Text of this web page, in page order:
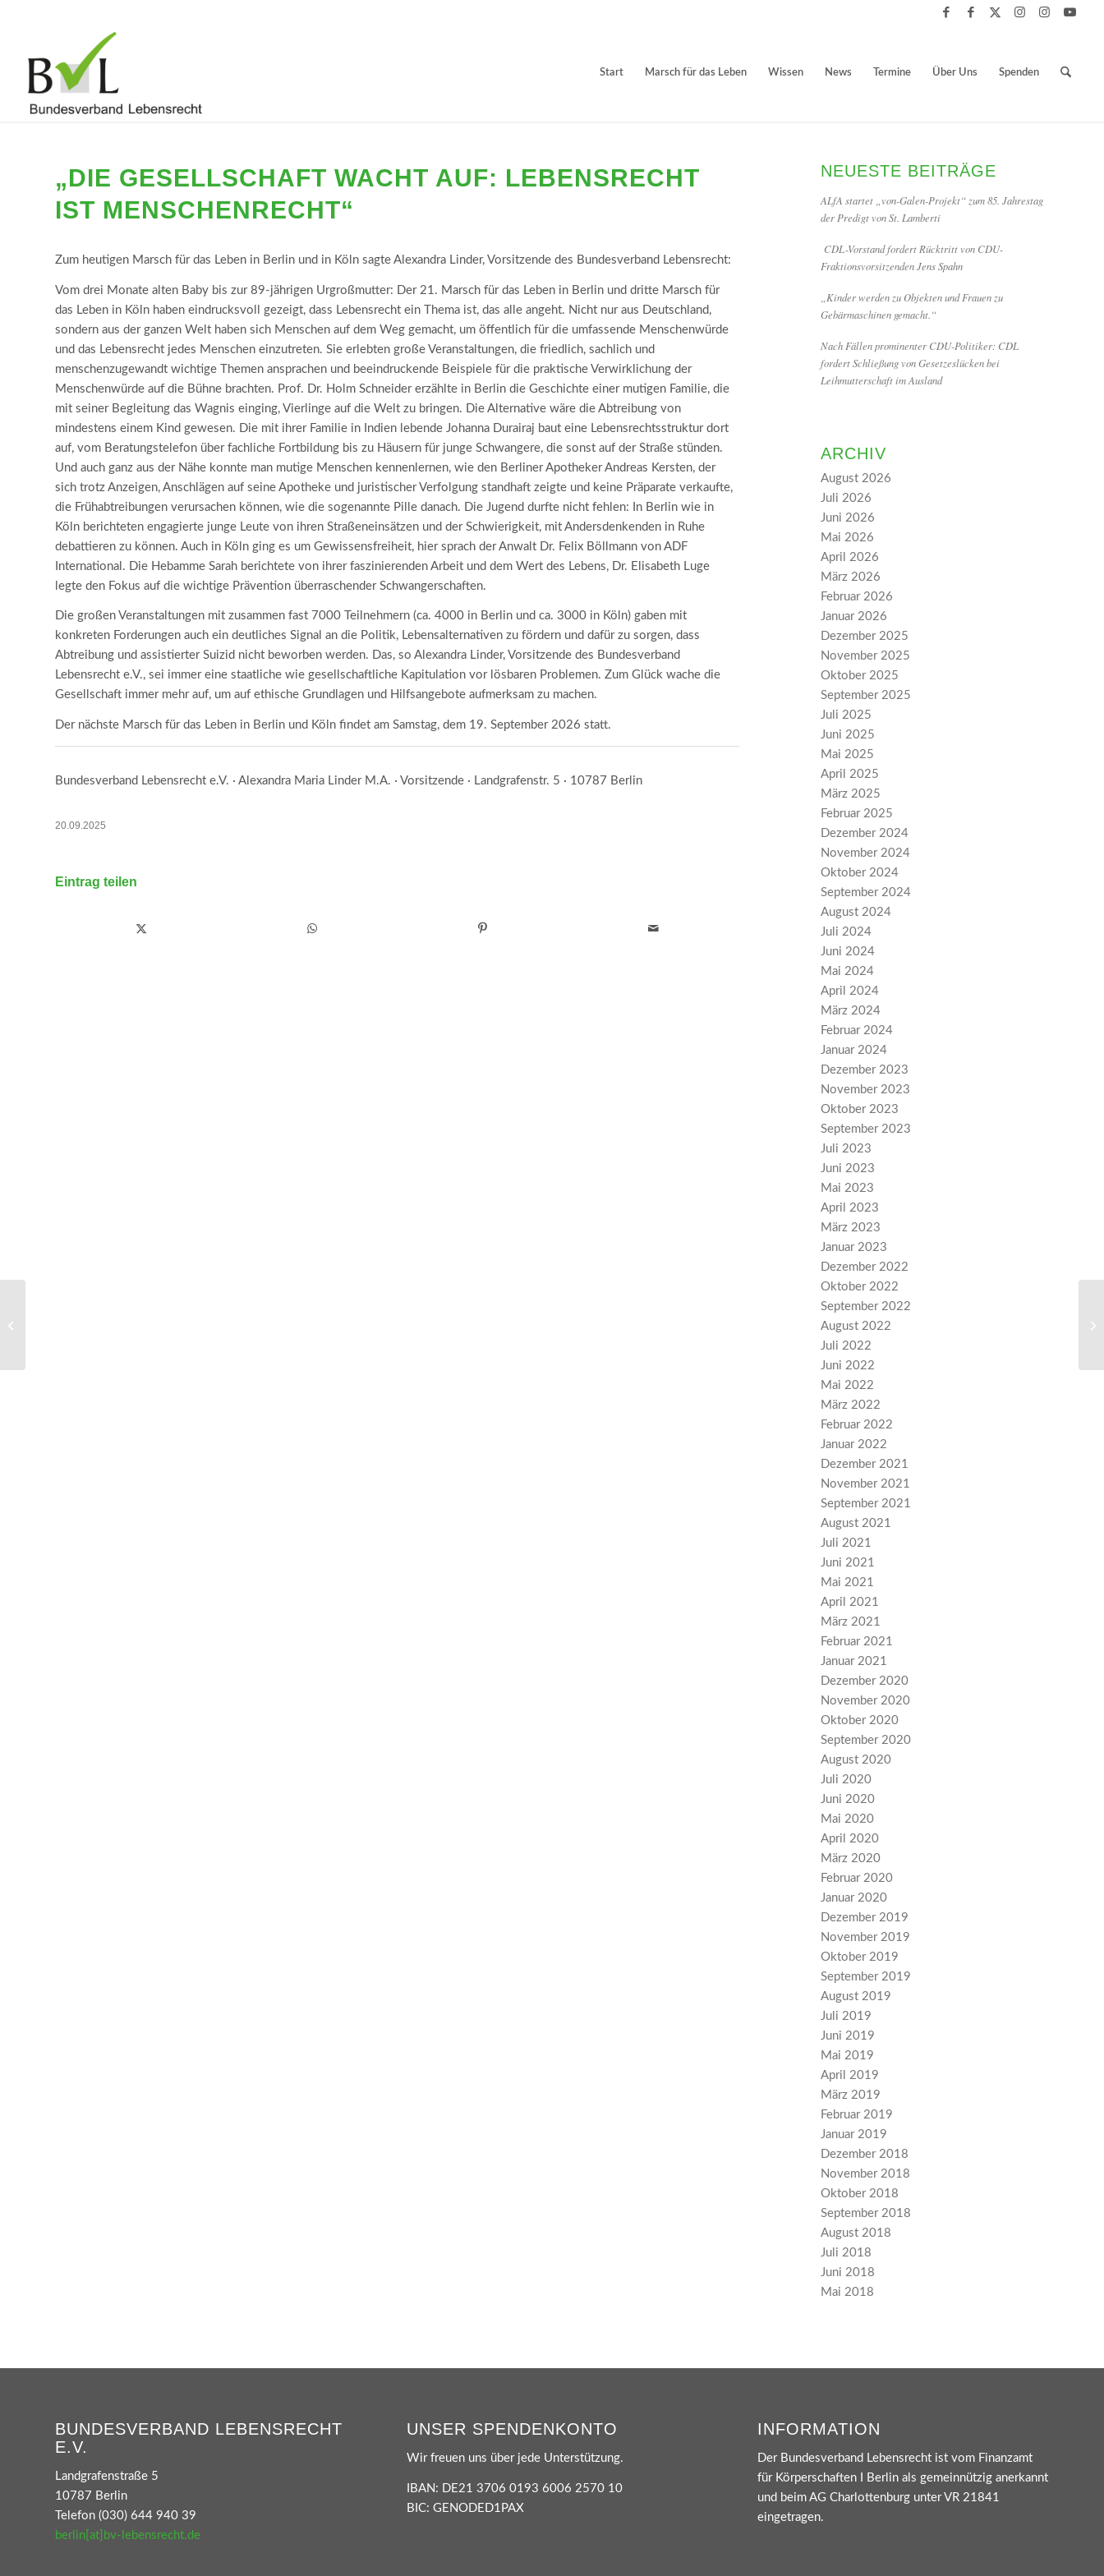
Start Marsch für das Leben Wissen News Termine Über Uns Spenden
„DIE GESELLSCHAFT WACHT AUF: LEBENSRECHT
IST MENSCHENRECHT“
Zum heutigen Marsch für das Leben in Berlin und in Köln sagte Alexandra Linder, Vorsitzende des Bundesverband Lebensrecht:
Vom drei Monate alten Baby bis zur 89-jährigen Urgroßmutter: Der 21. Marsch für das Leben in Berlin und dritte Marsch für
das Leben in Köln haben eindrucksvoll gezeigt, dass Lebensrecht ein Thema ist, das alle angeht. Nicht nur aus Deutschland,
sondern aus der ganzen Welt haben sich Menschen auf dem Weg gemacht, um öffentlich für die umfassende Menschenwürde
und das Lebensrecht jedes Menschen einzutreten. Sie erlebten große Veranstaltungen, die friedlich, sachlich und
menschenzugewandt wichtige Themen ansprachen und beeindruckende Beispiele für die praktische Verwirklichung der
Menschenwürde auf die Bühne brachten. Prof. Dr. Holm Schneider erzählte in Berlin die Geschichte einer mutigen Familie, die
mit seiner Begleitung das Wagnis einging, Vierlinge auf die Welt zu bringen. Die Alternative wäre die Abtreibung von
mindestens einem Kind gewesen. Die mit ihrer Familie in Indien lebende Johanna Durairaj baut eine Lebensrechtsstruktur dort
auf, vom Beratungstelefon über fachliche Fortbildung bis zu Häusern für junge Schwangere, die sonst auf der Straße stünden.
Und auch ganz aus der Nähe konnte man mutige Menschen kennenlernen, wie den Berliner Apotheker Andreas Kersten, der
sich trotz Anzeigen, Anschlägen auf seine Apotheke und juristischer Verfolgung standhaft zeigte und keine Präparate verkaufte,
die Frühabtreibungen verursachen können, wie die sogenannte Pille danach. Die Jugend durfte nicht fehlen: In Berlin wie in
Köln berichteten engagierte junge Leute von ihren Straßeneinsätzen und der Schwierigkeit, mit Andersdenkenden in Ruhe
debattieren zu können. Auch in Köln ging es um Gewissensfreiheit, hier sprach der Anwalt Dr. Felix Böllmann von ADF
International. Die Hebamme Sarah berichtete von ihrer faszinierenden Arbeit und dem Wert des Lebens, Dr. Elisabeth Luge
legte den Fokus auf die wichtige Prävention überraschender Schwangerschaften.
Die großen Veranstaltungen mit zusammen fast 7000 Teilnehmern (ca. 4000 in Berlin und ca. 3000 in Köln) gaben mit
konkreten Forderungen auch ein deutliches Signal an die Politik, Lebensalternativen zu fördern und dafür zu sorgen, dass
Abtreibung und assistierter Suizid nicht beworben werden. Das, so Alexandra Linder, Vorsitzende des Bundesverband
Lebensrecht e.V., sei immer eine staatliche wie gesellschaftliche Kapitulation vor lösbaren Problemen. Zum Glück wache die
Gesellschaft immer mehr auf, um auf ethische Grundlagen und Hilfsangebote aufmerksam zu machen.
Der nächste Marsch für das Leben in Berlin und Köln findet am Samstag, dem 19. September 2026 statt.
Bundesverband Lebensrecht e.V. · Alexandra Maria Linder M.A. · Vorsitzende · Landgrafenstr. 5 · 10787 Berlin
20.09.2025
Eintrag teilen
NEUESTE BEITRÄGE
ALfA startet „von-Galen-Projekt“ zum 85. Jahrestag
der Predigt von St. Lamberti
CDL-Vorstand fordert Rücktritt von CDU-
Fraktionsvorsitzenden Jens Spahn
„Kinder werden zu Objekten und Frauen zu
Gebärmaschinen gemacht.“
Nach Fällen prominenter CDU-Politiker: CDL
fordert Schließung von Gesetzeslücken bei
Leihmutterschaft im Ausland
ARCHIV
August 2026
Juli 2026
Juni 2026
Mai 2026
April 2026
März 2026
Februar 2026
Januar 2026
Dezember 2025
November 2025
Oktober 2025
September 2025
Juli 2025
Juni 2025
Mai 2025
April 2025
März 2025
Februar 2025
Dezember 2024
November 2024
Oktober 2024
September 2024
August 2024
Juli 2024
Juni 2024
Mai 2024
April 2024
März 2024
Februar 2024
Januar 2024
Dezember 2023
November 2023
Oktober 2023
September 2023
Juli 2023
Juni 2023
Mai 2023
April 2023
März 2023
Januar 2023
Dezember 2022
Oktober 2022
September 2022
August 2022
Juli 2022
Juni 2022
Mai 2022
März 2022
Februar 2022
Januar 2022
Dezember 2021
November 2021
September 2021
August 2021
Juli 2021
Juni 2021
Mai 2021
April 2021
März 2021
Februar 2021
Januar 2021
Dezember 2020
November 2020
Oktober 2020
September 2020
August 2020
Juli 2020
Juni 2020
Mai 2020
April 2020
März 2020
Februar 2020
Januar 2020
Dezember 2019
November 2019
Oktober 2019
September 2019
August 2019
Juli 2019
Juni 2019
Mai 2019
April 2019
März 2019
Februar 2019
Januar 2019
Dezember 2018
November 2018
Oktober 2018
September 2018
August 2018
Juli 2018
Juni 2018
Mai 2018
BUNDESVERBAND LEBENSRECHT
E.V.
Landgrafenstraße 5
10787 Berlin
Telefon (030) 644 940 39
berlin[at]bv-lebensrecht.de
UNSER SPENDENKONTO
Wir freuen uns über jede Unterstützung.
IBAN: DE21 3706 0193 6006 2570 10
BIC: GENODED1PAX
INFORMATION
Der Bundesverband Lebensrecht ist vom Finanzamt
für Körperschaften I Berlin als gemeinnützig anerkannt
und beim AG Charlottenburg unter VR 21841
eingetragen.